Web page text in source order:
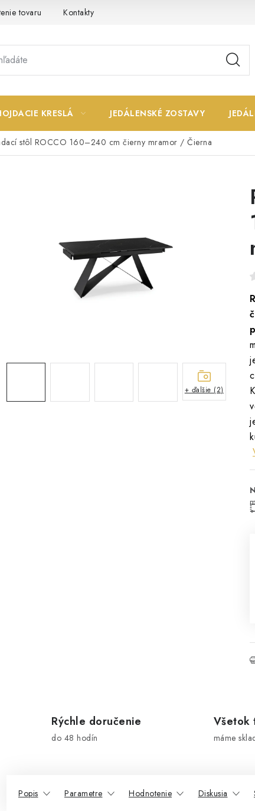
tovaru Kontakty
KRESLÁ JEDÁLENSKÉ ZOSTAVY
stôl ROCCO 160–240 cm čierny mramor / Čierna
+ ďalšie (2)
Rýchle doručenie
do 48 hodín
Všetok
máme
Popis Parametre Hodnotenie Diskusia